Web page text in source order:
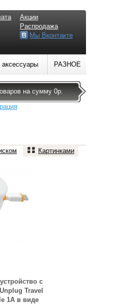
Картинками
с
Travel
1А в виде
Акции
Распродажа
Мы Вконтакте
РАЗНОЕ
на сумму 0р.